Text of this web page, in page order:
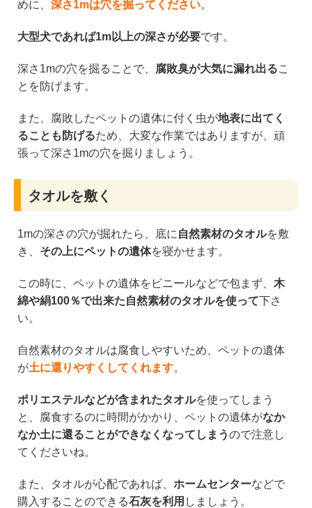
めに、 深さ1mは穴を掘ってください。
大型犬であれば1m以上の深さが必要です。
深さ1mの穴を掘ることで、 腐敗臭が大気に漏れ出るこ
とを防げます。
また、腐敗したペットの遺体に付く虫が地表に出てく
ることも防げるため、大変な作業ではありますが、頑
張って深さ1mの穴を掘りましょう。
タオルを敷く
1mの深さの穴が掘れたら、底に自然素材のタオルを敷
き、 その上にペットの遺体を寝かせます。
この時に、ペットの遺体をビニールなどで包まず、 木
綿や絹100％で出来た自然素材のタオルを使って下さ
い。
自然素材のタオルは腐食しやすいため、ペットの遺体
が土に還りやすくしてくれます。
ポリエステルなどが含まれたタオルを使ってしまう
と、腐食するのに時間がかかり、ペットの遺体がなか
なか土に還ることができなくなってしまうので注意し
てくださいね。
また、タオルが心配であれば、 ホームセンターなどで
購入することのできる石灰を利用 しましょう。